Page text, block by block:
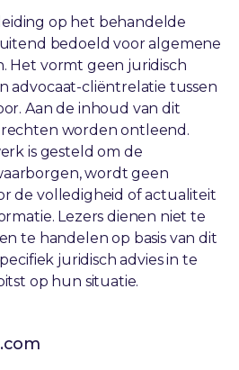
op het behandelde
bedoeld voor algemene
Het vormt geen juridisch
advocaat-cliëntrelatie tussen
Aan de inhoud van dit
worden ontleend.
is gesteld om de
wordt geen
de volledigheid of actualiteit
Lezers dienen niet te
te handelen op basis van dit
juridisch advies in te
op hun situatie.